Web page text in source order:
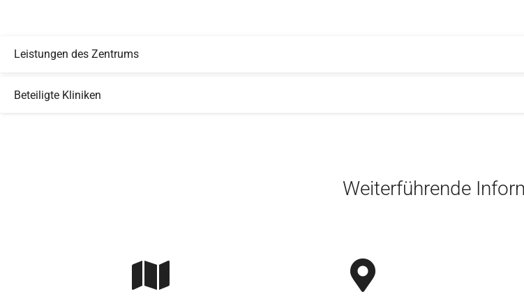
Leistungen des Zentrums
Beteiligte Kliniken
Weiterführende